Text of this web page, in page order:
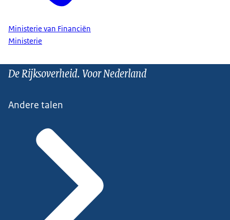
Ministerie van Financiën
Ministerie
De Rijksoverheid. Voor Nederland
Andere talen